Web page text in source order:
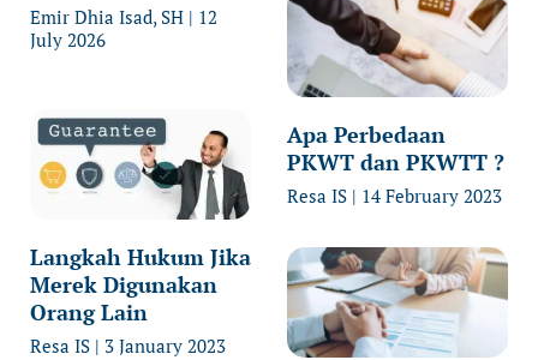
Emir Dhia Isad, SH
12
July 2026
Langkah Hukum Jika
Merek Digunakan
Orang Lain
Resa IS 3 January 2023
Apa Perbedaan
PKWT dan PKWTT ?
Resa IS 14 February 2023